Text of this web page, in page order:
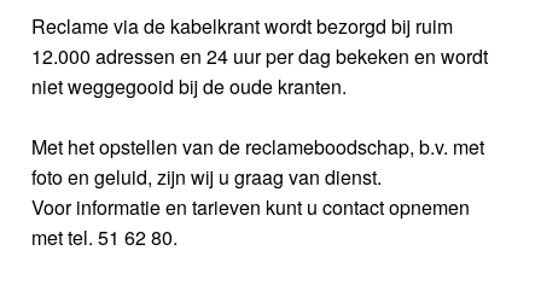
Reclame via de kabelkrant wordt bezorgd bij ruim
12.000 adressen en 24 uur per dag bekeken en wordt
niet weggegooid bij de oude kranten.
Met het opstellen van de reclameboodschap, b.v. met
foto en geluid, zijn wij u graag van dienst.
Voor informatie en tarieven kunt u contact opnemen
met tel. 51 62 80.